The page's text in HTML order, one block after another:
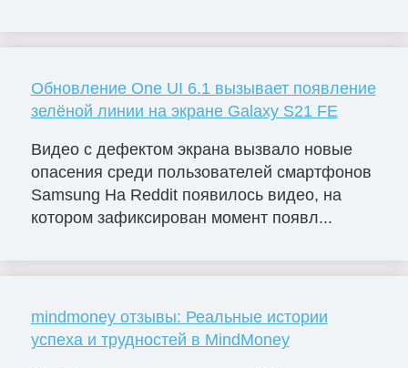
Обновление One UI 6.1 вызывает появление
зелёной линии на экране Galaxy S21 FE
Видео с дефектом экрана вызвало новые
опасения среди пользователей смартфонов
Samsung На Reddit появилось видео, на
котором зафиксирован момент появл...
mindmoney отзывы: Реальные истории
успеха и трудностей в MindMoney